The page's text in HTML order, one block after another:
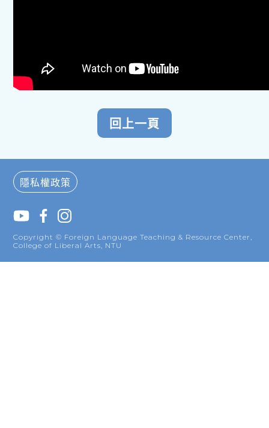
隱私權政策
Copyright © Foreign Language Teaching & Resource Center,
College of Liberal Arts, NTU